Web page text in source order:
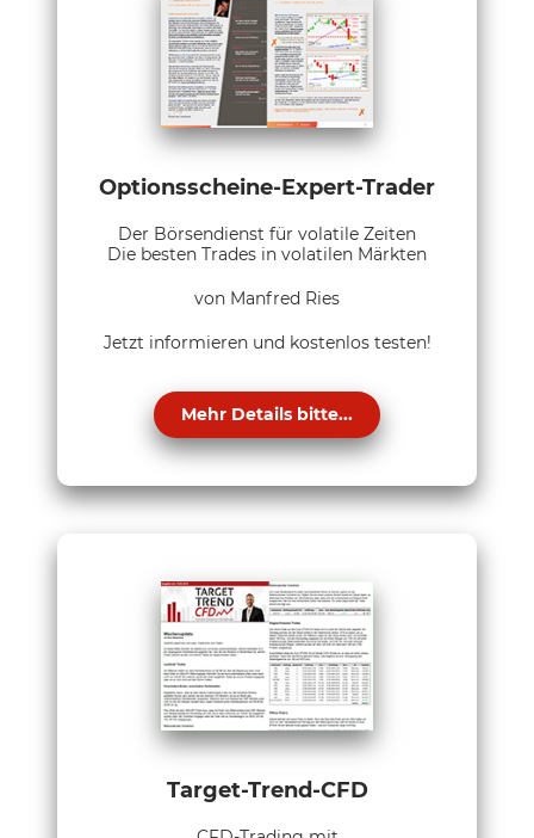
Optionsscheine-Expert-Trader
Der Börsendienst für volatile Zeiten
Die besten Trades in volatilen Märkten
von Manfred Ries
Jetzt informieren und kostenlos testen!
Mehr Details bitte...
Target-Trend-CFD